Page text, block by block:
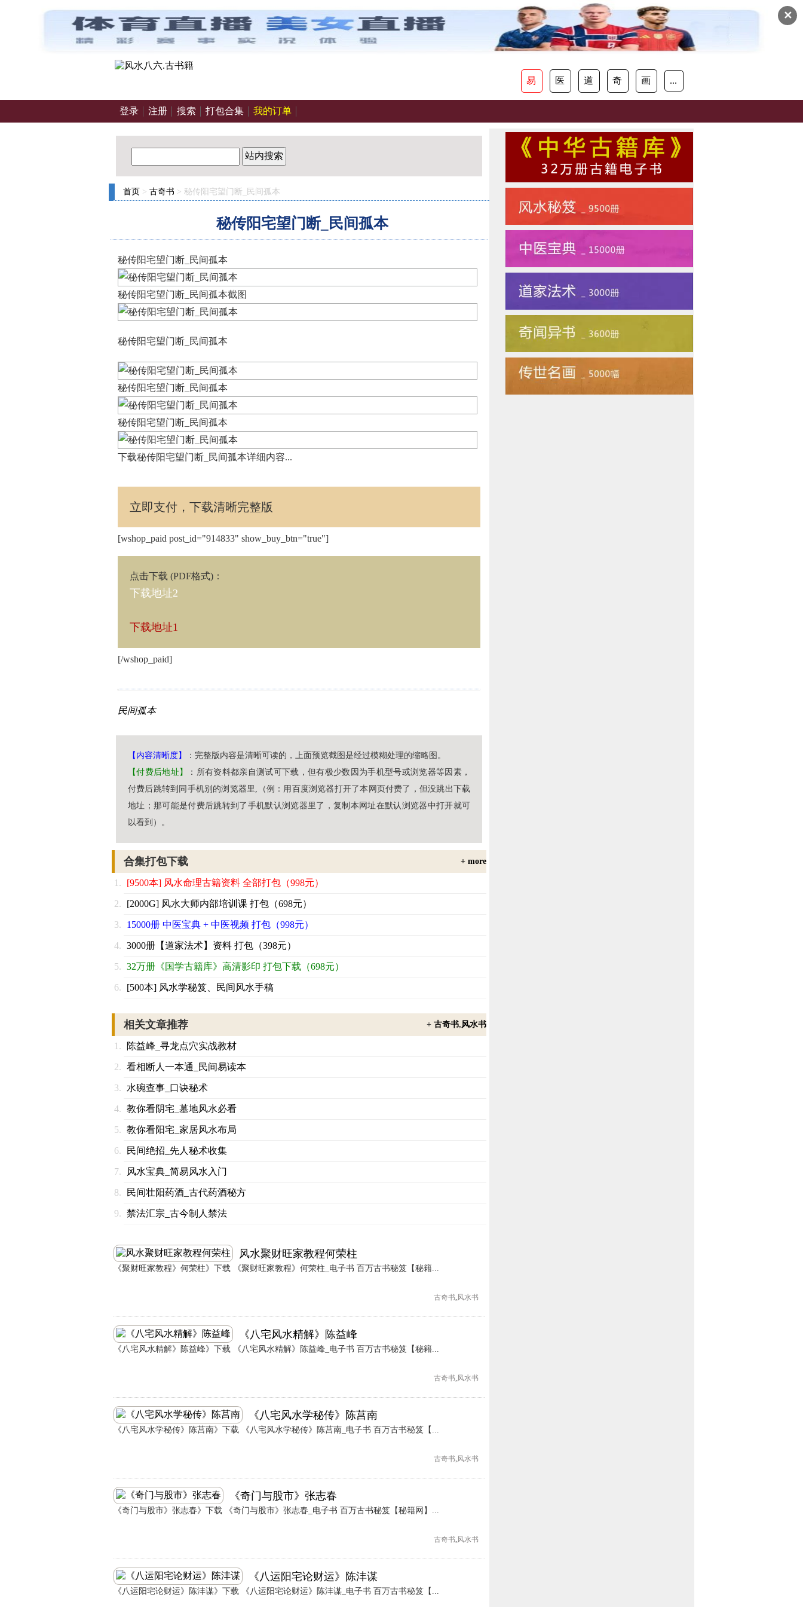
✕
易 医 道 奇 画 ...
登录 注册 搜索 打包合集 我的订单
站内搜索
首页 > 古奇书 > 秘传阳宅望门断_民间孤本
秘传阳宅望门断_民间孤本
秘传阳宅望门断_民间孤本
秘传阳宅望门断_民间孤本截图
秘传阳宅望门断_民间孤本
秘传阳宅望门断_民间孤本
秘传阳宅望门断_民间孤本
下载秘传阳宅望门断_民间孤本详细内容...
立即支付，下载清晰完整版
[wshop_paid post_id="914833" show_buy_btn="true"]
点击下载 (PDF格式) ：
下载地址2
下载地址1
[/wshop_paid]
民间孤本
【内容清晰度】
：完整版内容是清晰可读的，上面预览截图是经过模糊处理的缩略图。
【付费后地址】
：所有资料都亲自测试可下载，但有极少数因为手机型号或浏览器等因素，
付费后跳转到同手机别的浏览器里,（例：用百度浏览器打开了本网页付费了，但没跳出下载
地址；那可能是付费后跳转到了手机默认浏览器里了，复制本网址在默认浏览器中打开就可
以看到）。
合集打包下载 + more
[9500本] 风水命理古籍资料 全部打包（998元）
[2000G] 风水大师内部培训课 打包（698元）
15000册 中医宝典 + 中医视频 打包（998元）
3000册【道家法术】资料 打包（398元）
32万册《国学古籍库》高清影印 打包下载（698元）
[500本] 风水学秘笈、民间风水手稿
相关文章推荐 + 古奇书,风水书
陈益峰_寻龙点穴实战教材
看相断人一本通_民间易读本
水碗查事_口诀秘术
教你看阴宅_墓地风水必看
教你看阳宅_家居风水布局
民间绝招_先人秘术收集
风水宝典_简易风水入门
民间壮阳药酒_古代药酒秘方
禁法汇宗_古今制人禁法
风水聚财旺家教程何荣柱
《聚财旺家教程》何荣柱》下载 《聚财旺家教程》何荣柱_电子书 百万古书秘笈【秘籍...
古奇书,风水书
《八宅风水精解》陈益峰
《八宅风水精解》陈益峰》下载 《八宅风水精解》陈益峰_电子书 百万古书秘笈【秘籍...
古奇书,风水书
《八宅风水学秘传》陈莒南
《八宅风水学秘传》陈莒南》下载 《八宅风水学秘传》陈莒南_电子书 百万古书秘笈【...
古奇书,风水书
《奇门与股市》张志春
《奇门与股市》张志春》下载 《奇门与股市》张志春_电子书 百万古书秘笈【秘籍网】...
古奇书,风水书
《八运阳宅论财运》陈沣谋
《八运阳宅论财运》陈沣谋》下载 《八运阳宅论财运》陈沣谋_电子书 百万古书秘笈【...